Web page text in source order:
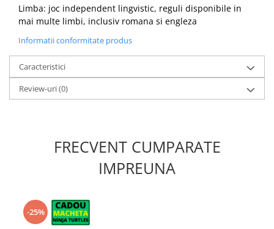
Limba: joc independent lingvistic, reguli disponibile in
mai multe limbi, inclusiv romana si engleza
Informatii conformitate produs
Caracteristici
Review-uri(0)
FRECVENT CUMPARATE
IMPREUNA
-25%